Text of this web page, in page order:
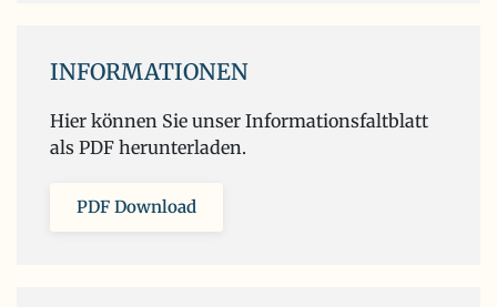
INFORMATIONEN
Hier können Sie unser Informationsfaltblatt
als PDF herunterladen.
PDF Download